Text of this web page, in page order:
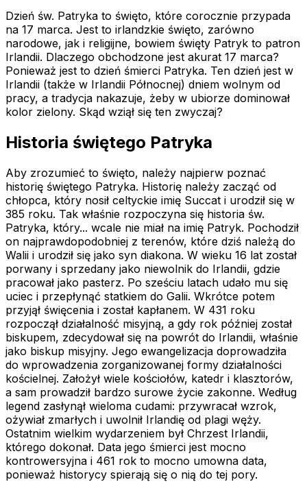
Dzień św. Patryka to święto, które corocznie przypada
na 17 marca. Jest to irlandzkie święto, zarówno
narodowe, jak i religijne, bowiem święty Patryk to patron
Irlandii. Dlaczego obchodzone jest akurat 17 marca?
Ponieważ jest to dzień śmierci Patryka. Ten dzień jest w
Irlandii (także w Irlandii Północnej) dniem wolnym od
pracy, a tradycja nakazuje, żeby w ubiorze dominował
kolor zielony. Skąd wziął się ten zwyczaj?
Historia świętego Patryka
Aby zrozumieć to święto, należy najpierw poznać
historię świętego Patryka. Historię należy zacząć od
chłopca, który nosił celtyckie imię Succat i urodził się w
385 roku. Tak właśnie rozpoczyna się historia św.
Patryka, który... wcale nie miał na imię Patryk. Pochodził
on najprawdopodobniej z terenów, które dziś należą do
Walii i urodził się jako syn diakona. W wieku 16 lat został
porwany i sprzedany jako niewolnik do Irlandii, gdzie
pracował jako pasterz. Po sześciu latach udało mu się
uciec i przepłynąć statkiem do Galii. Wkrótce potem
przyjął święcenia i został kapłanem. W 431 roku
rozpoczął działalność misyjną, a gdy rok później został
biskupem, zdecydował się na powrót do Irlandii, właśnie
jako biskup misyjny. Jego ewangelizacja doprowadziła
do wprowadzenia zorganizowanej formy działalności
kościelnej. Założył wiele kościołów, katedr i klasztorów,
a sam prowadził bardzo surowe życie zakonne. Według
legend zasłynął wieloma cudami: przywracał wzrok,
ożywiał zmarłych i uwolnił Irlandię od plagi węży.
Ostatnim wielkim wydarzeniem był Chrzest Irlandii,
którego dokonał. Data jego śmierci jest mocno
kontrowersyjna i 461 rok to mocno umowna data,
ponieważ historycy spierają się o nią do tej pory.